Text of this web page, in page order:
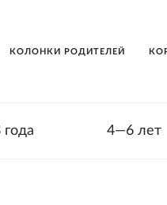
КОЛОНКИ РОДИТЕЛЕЙ
4—6 лет